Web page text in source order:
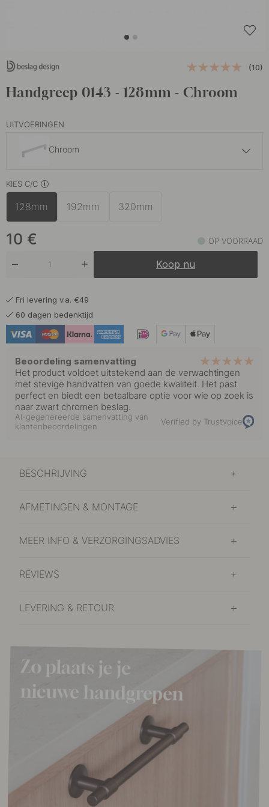
(10)
Handgreep 0143 - 128mm - Chroom
UITVOERINGEN
Chroom
Geborsteld Messing
Mat Zwart
Roestvrijstalen Afwerking
Wit 10 €
KIES C/C
128mm 192mm 320mm
10 € OP VOORRAAD
Koop nu
Fri levering v.a. €49
60 dagen bedenktijd
Beoordeling samenvatting
Het product voldoet uitstekend aan de verwachtingen
met stevige handvatten van goede kwaliteit. Het past
perfect en biedt een betaalbare optie voor wie op zoek is
naar zwart chromen beslag.
AI-gegenereerde samenvatting van
klantenbeoordelingen
Verified by Trustvoice
BESCHRIJVING
AFMETINGEN & MONTAGE
MEER INFO & VERZORGINGSADVIES
REVIEWS
LEVERING & RETOUR